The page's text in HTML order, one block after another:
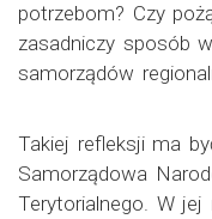
potrzebom? Czy
zasadniczy sposób
samorządów
Takiej refleksji ma
Samorządowa
Terytorialnego. W